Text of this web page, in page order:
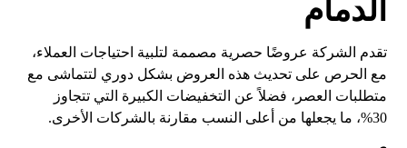
الدمام
تقدم الشركة عروضًا حصرية مصممة لتلبية احتياجات العملاء،
مع الحرص على تحديث هذه العروض بشكل دوري لتتماشى مع
متطلبات العصر، فضلاً عن التخفيضات الكبيرة التي تتجاوز
30%، ما يجعلها من أعلى النسب مقارنة بالشركات الأخرى.